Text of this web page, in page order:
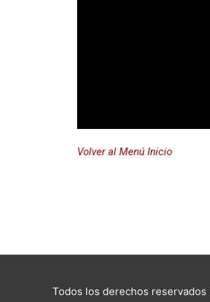
Volver al Menú Inicio
Todos los derechos